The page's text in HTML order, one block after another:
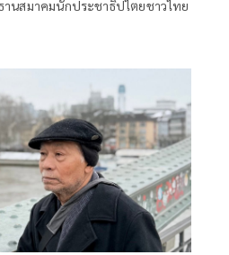
นสมาคมนักประชาธิปไตยชาวไทย